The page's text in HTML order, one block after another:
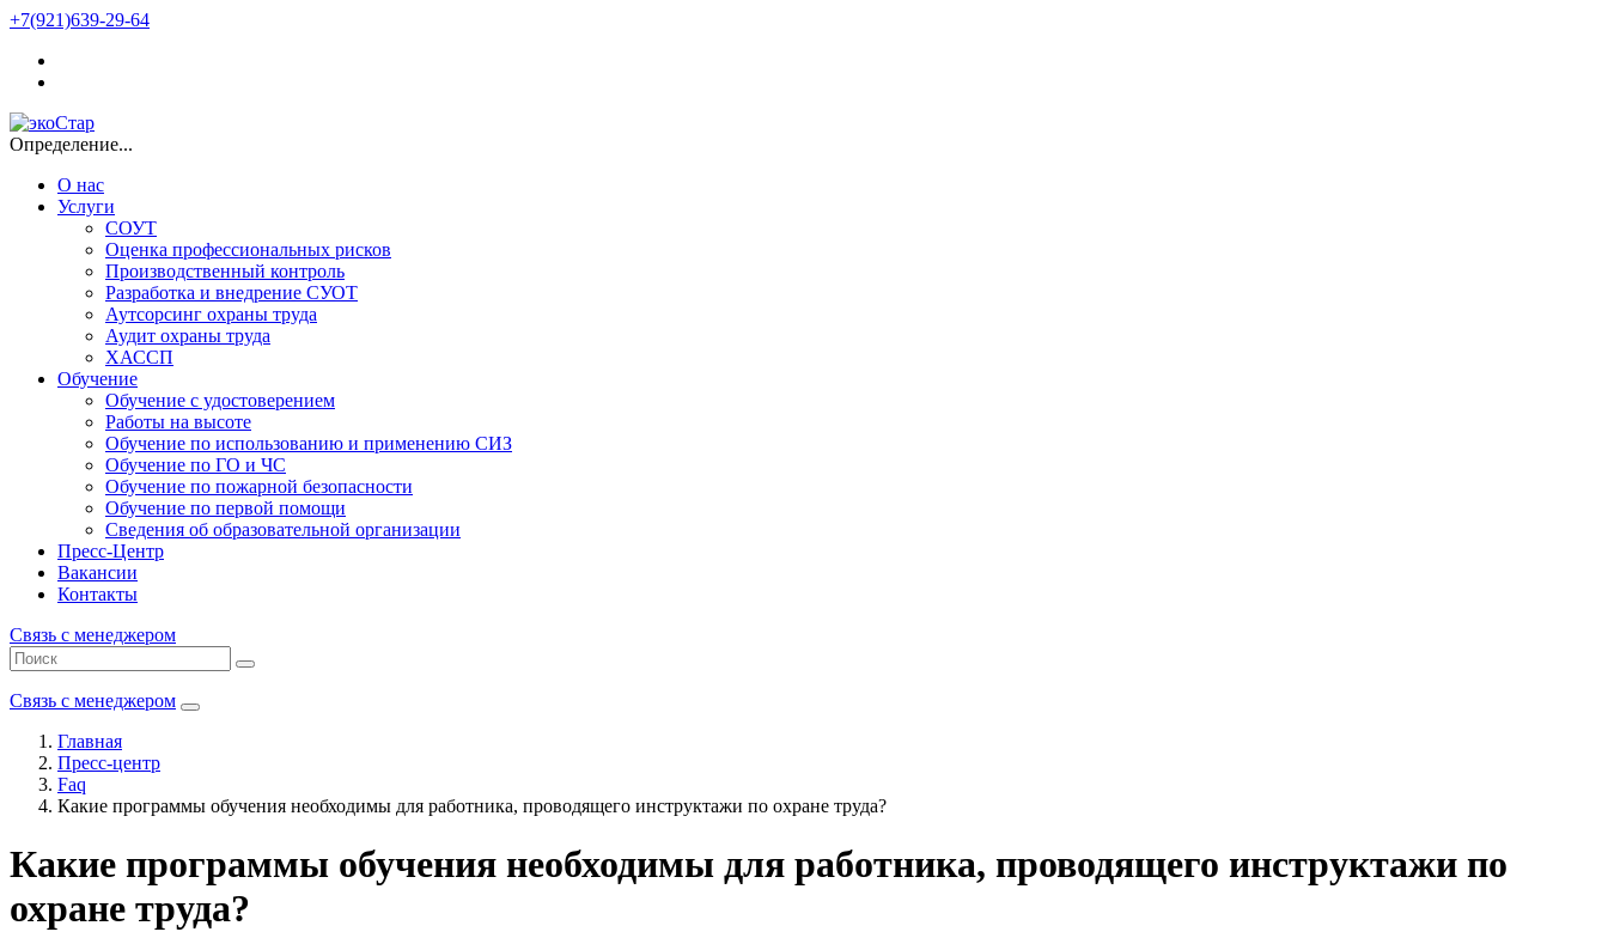
+7(921)639-29-64
Определение...
О нас
Услуги
СОУТ
Оценка профессиональных рисков
Производственный контроль
Разработка и внедрение СУОТ
Аутсорсинг охраны труда
Аудит охраны труда
ХАССП
Обучение
Обучение с удостоверением
Работы на высоте
Обучение по использованию и применению СИЗ
Обучение по ГО и ЧС
Обучение по пожарной безопасности
Обучение по первой помощи
Сведения об образовательной организации
Пресс-Центр
Вакансии
Контакты
Связь с менеджером
Связь с менеджером
Главная
Пресс-центр
Faq
Какие программы обучения необходимы для работника, проводящего инструктажи по охране труда?
Какие программы обучения необходимы для работника, проводящего инструктажи по
охране труда?